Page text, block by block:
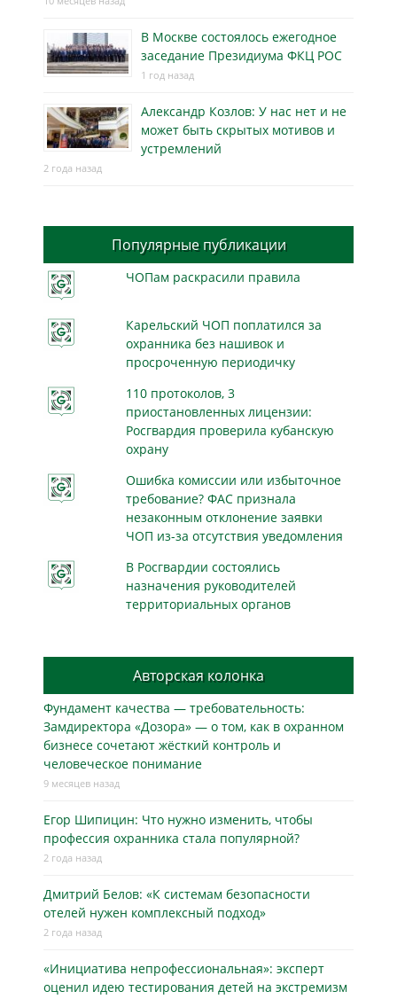
В Москве состоялось ежегодное
заседание Президиума ФКЦ РОС
1 год назад
Александр Козлов: У нас нет и не
может быть скрытых мотивов и
устремлений
2 года назад
Популярные публикации
ЧОПам раскрасили правила
Карельский ЧОП поплатился за
охранника без нашивок и
просроченную периодичку
110 протоколов, 3
приостановленных лицензии:
Росгвардия проверила кубанскую
охрану
Ошибка комиссии или избыточное
требование? ФАС признала
незаконным отклонение заявки
ЧОП из-за отсутствия уведомления
В Росгвардии состоялись
назначения руководителей
территориальных органов
Авторская колонка
Фундамент качества — требовательность:
Замдиректора «Дозора» — о том, как в охранном
бизнесe сочетают жёсткий контроль и
человеческое понимание
9 месяцев назад
Егор Шипицин: Что нужно изменить, чтобы
профессия охранника стала популярной?
2 года назад
Дмитрий Белов: «К системам безопасности
отелей нужен комплексный подход»
2 года назад
«Инициатива непрофессиональная»: эксперт
оценил идею тестирования детей на экстремизм